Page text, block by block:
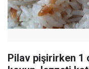
Pilav pişirirken 1